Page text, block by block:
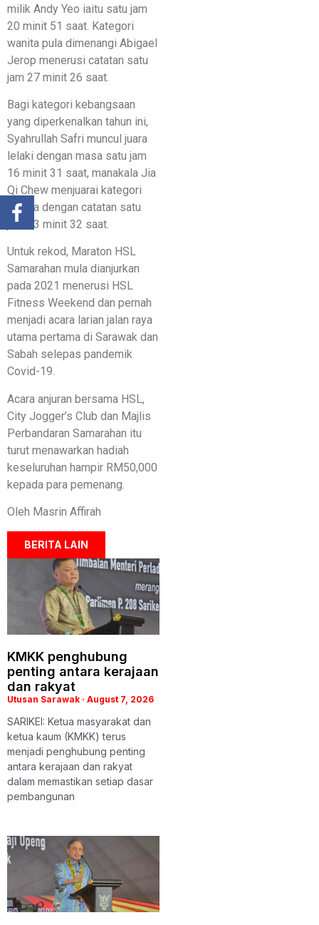
milik Andy Yeo iaitu satu jam
20 minit 51 saat. Kategori
wanita pula dimenangi Abigael
Jerop menerusi catatan satu
jam 27 minit 26 saat.
Bagi kategori kebangsaan
yang diperkenalkan tahun ini,
Syahrullah Safri muncul juara
lelaki dengan masa satu jam
16 minit 31 saat, manakala Jia
Qi Chew menjuarai kategori
wanita dengan catatan satu
jam 33 minit 32 saat.
Untuk rekod, Maraton HSL
Samarahan mula dianjurkan
pada 2021 menerusi HSL
Fitness Weekend dan pernah
menjadi acara larian jalan raya
utama pertama di Sarawak dan
Sabah selepas pandemik
Covid-19.
Acara anjuran bersama HSL,
City Jogger’s Club dan Majlis
Perbandaran Samarahan itu
turut menawarkan hadiah
keseluruhan hampir RM50,000
kepada para pemenang.
Oleh Masrin Affirah
BERITA LAIN
KMKK penghubung
penting antara kerajaan
dan rakyat
Utusan Sarawak August 7, 2026
SARIKEI: Ketua masyarakat dan
ketua kaum (KMKK) terus
menjadi penghubung penting
antara kerajaan dan rakyat
dalam memastikan setiap dasar
pembangunan